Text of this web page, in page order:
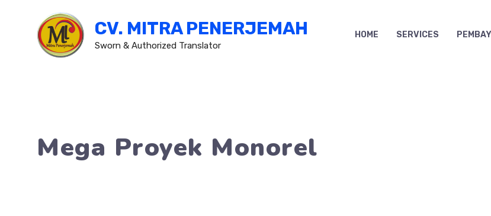
content
CV. MITRA PENERJEMAH
Sworn & Authorized Translator
HOME SERVICES
Mega Proyek Monorel